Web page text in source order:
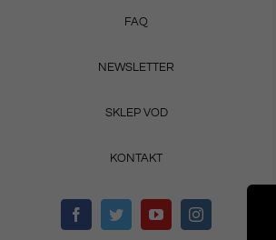
FAQ
NEWSLETTER
SKLEP VOD
KONTAKT